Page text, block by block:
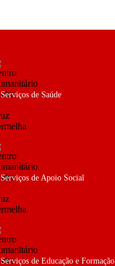
Serviços de Saúde
Serviços de Apoio Social
Serviços de Educação e Formação